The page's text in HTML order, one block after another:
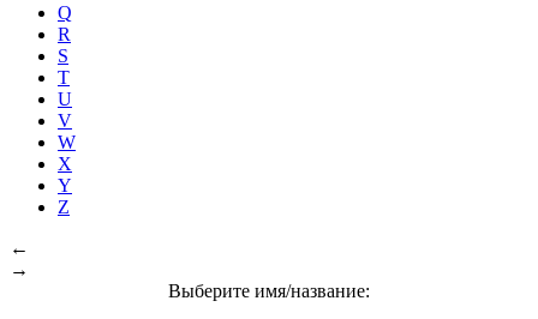
Q
R
S
T
U
V
W
X
Y
Z
←
→
Выберите имя/название: